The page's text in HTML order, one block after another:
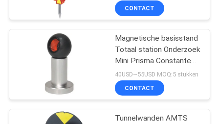
CONTACTEER
ONS
VERZOEK
CITAAT
CONTACT
Magnetische basisstand
Totaal station Onderzoek
Mini Prisma Constante
17,5 mm met koper
gecoate bal Prisma Set
40USD~55USD MOQ:5 stukken
CONTACT
Tunnelwanden AMTS